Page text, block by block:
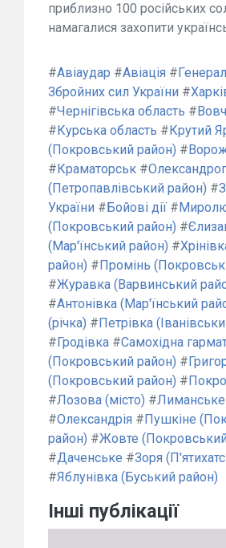
приблизно 100 російських
намагалися захопити
#Авіаудар #Авіація #
Збройних сил України #
#Чернігівська область #
#Курська область #Крутий
(Покровський район) #
#Краматорськ #
(Петропавлівський район) #
України #Бойові дії #
(Покровський район) #
(Мар'їнський район) #
район) #Промінь
#Журавка (Варвинський
#Антонівка (Мар'їнський
(річка) #Петрівка
#Гродівка #Самохідна
(Покровський район) #
(Покровський район) #
#Лозова (місто) #
#Олександрія #Пушкіне
район) #Жовте
#Даченське #Зоря
#Яблунівка (Буський район)
Інші публікації